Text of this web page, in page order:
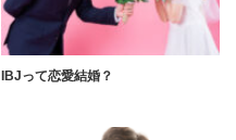
IBJって恋愛結婚？